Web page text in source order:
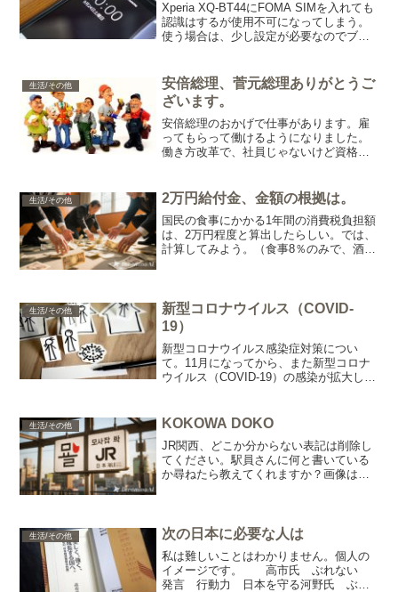
Xperia XQ-BT44にFOMA SIMを入れても
認識はするが使用不可になってしまう。
使う場合は、少し設定が必要なのでブロ
「2G/3G」「2G/3...
生活/その他
安倍総理、菅元総理ありがとうご
ざいます。
安倍総理のおかげで仕事があります。雇
ってもらって働けるようになりました。
働き方改革で、社員じゃないけど資格手
に入らないときに。材料の違うマスクを
を日本国内にあふれさすこ...
生活/その他 2万円給付金、金額の根拠は。
国民の食事にかかる1年間の消費税負担額
は、2万円程度と算出したらしい。では、
計算してみよう。（食事8％のみで、酒
生活/その他
新型コロナウイルス（COVID-
19）
新型コロナウイルス感染症対策につい
て。11月になってから、また新型コロナ
ウイルス（COVID-19）の感染が拡大して
く洗う、お店に入るときは消毒液を手に
生活/その他 KOKOWA DOKO
JR関西、どこか分からない表記は削除し
てください。駅員さんに何と書いている
か尋ねたら教えてくれますか？画像はイ
生活/その他 次の日本に必要な人は
私は難しいことはわかりません。個人の
イメージです。 高市氏 ぶれない
発言 行動力 日本を守る河野氏 ぶれ